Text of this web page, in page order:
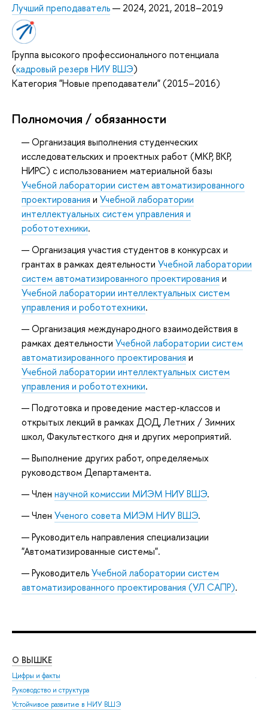
Лучший преподаватель— 2024, 2021, 2018–2019
Группа высокого профессионального потенциала
(кадровый резерв НИУ ВШЭ)
Категория "Новые преподаватели" (2015–2016)
Полномочия / обязанности
Организация выполнения студенческих
исследовательских и проектных работ (МКР, ВКР,
НИРС) с использованием материальной базы
Учебной лаборатории систем автоматизированного
проектирования и Учебной лаборатории
интеллектуальных систем управления и
робототехники.
Организация участия студентов в конкурсах и
грантах в рамках деятельности Учебной лаборатории
систем автоматизированного проектирования и
Учебной лаборатории интеллектуальных систем
управления и робототехники.
Организация международного взаимодействия в
рамках деятельности Учебной лаборатории систем
автоматизированного проектирования и
Учебной лаборатории интеллектуальных систем
управления и робототехники.
Подготовка и проведение мастер-классов и
открытых лекций в рамках ДОД, Летних / Зимних
школ, Факультесткого дня и других мероприятий.
Выполнение других работ, определяемых
руководством Департамента.
Член научной комиссии МИЭМ НИУ ВШЭ.
Член Ученого совета МИЭМ НИУ ВШЭ.
Руководитель направления специализации
"Автоматизированные системы".
РуководительУчебной лаборатории систем
автоматизированного проектирования (УЛ САПР).
О ВЫШКЕ
Цифры и факты
Руководство и структура
Устойчивое развитие в НИУ ВШЭ